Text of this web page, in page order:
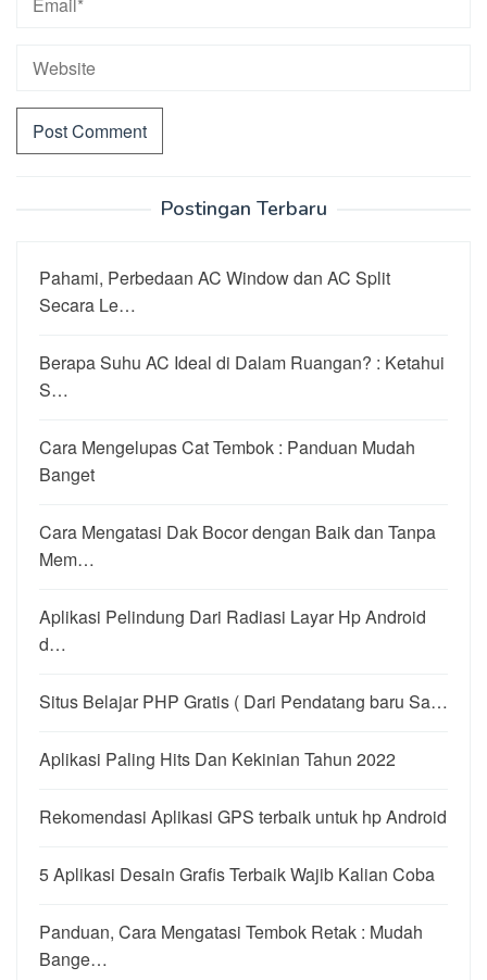
Postingan Terbaru
Pahami, Perbedaan AC Window dan AC Split
Secara Le…
Berapa Suhu AC Ideal di Dalam Ruangan? : Ketahui
S…
Cara Mengelupas Cat Tembok : Panduan Mudah
Banget
Cara Mengatasi Dak Bocor dengan Baik dan Tanpa
Mem…
Aplikasi Pelindung Dari Radiasi Layar Hp Android
d…
Situs Belajar PHP Gratis ( Dari Pendatang baru Sa…
Aplikasi Paling Hits Dan Kekinian Tahun 2022
Rekomendasi Aplikasi GPS terbaik untuk hp Android
5 Aplikasi Desain Grafis Terbaik Wajib Kalian Coba
Panduan, Cara Mengatasi Tembok Retak : Mudah
Bange…